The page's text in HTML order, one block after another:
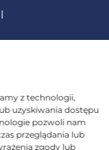
z technologii,
uzyskiwania dostępu
pozwoli nam
przeglądania lub
zgody lub